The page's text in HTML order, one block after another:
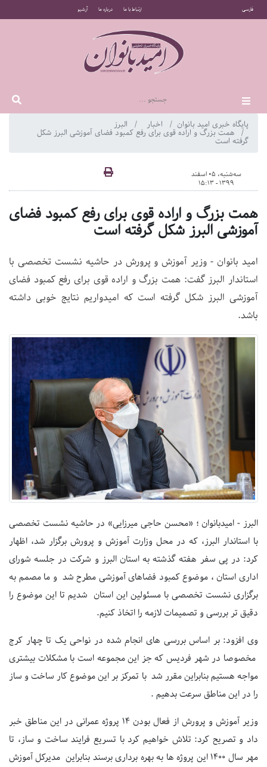
فارسی ارتباط با ما درباره ما آرشیو
پایگاه خبری امید بانوان اخبار البرز
همت بزرگ و اراده قوی برای رفع کمبود فضای آموزشی البرز شکل
گرفته است
سه‌شنبه، 05 اسفند
1399 - 15:13
همت بزرگ و اراده قوی برای رفع کمبود فضای
آموزشی البرز شکل گرفته است
امید بانوان - وزیر آموزش و پرورش در حاشیه نشست تخصصی با
استاندار البرز گفت: همت بزرگ و اراده قوی برای رفع کمبود فضای
آموزشی البرز شکل گرفته است که امیدواریم نتایج خوبی داشته
باشد.
البرز - امیدبانوان ؛ «محسن حاجی میرزایی» در حاشیه نشست تخصصی
با استاندار البرز، که در محل وزارت آموزش و پرورش برگزار شد، اظهار
کرد: در پی سفر هفته گذشته به استان البرز و شرکت در جلسه شورای
اداری استان ، موضوع کمبود فضاهای آموزشی مطرح شد و ما مصمم به
برگزاری نشست تخصصی با مسئولین این استان شدیم تا این موضوع را
دقیق تر بررسی و تصمیمات لازمه را اتخاذ کنیم.
وی افزود: بر اساس بررسی های انجام شده در نواحی یک تا چهار کرج
مخصوصا در شهر فردیس که جز این مجموعه است با مشکلات بیشتری
مواجه هستیم بنابراین مقرر شد با تمرکز بر این موضوع کار ساخت و ساز
را در این مناطق سرعت بدهیم .
وزیر آموزش و پرورش از فعال بودن 14 پروژه عمرانی در این مناطق خبر
داد و تصریح کرد: تلاش خواهیم کرد با تسریع فرایند ساخت و ساز، تا
مهر سال 1400 این پروژه ها به بهره برداری برسند بنابراین مدیرکل آموزش